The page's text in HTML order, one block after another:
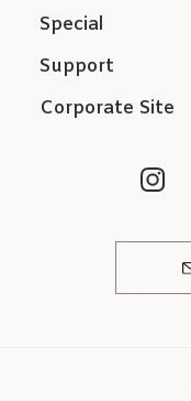
Support
Corporate Site
Special